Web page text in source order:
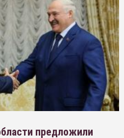
предложили